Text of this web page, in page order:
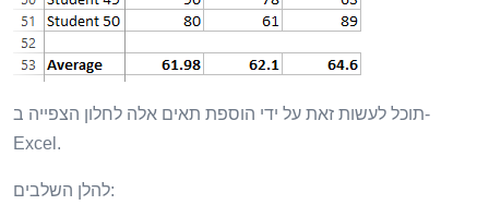
תוכל לעשות זאת על ידי הוספת תאים אלה לחלון הצפייה ב-
Excel.
להלן השלבים: